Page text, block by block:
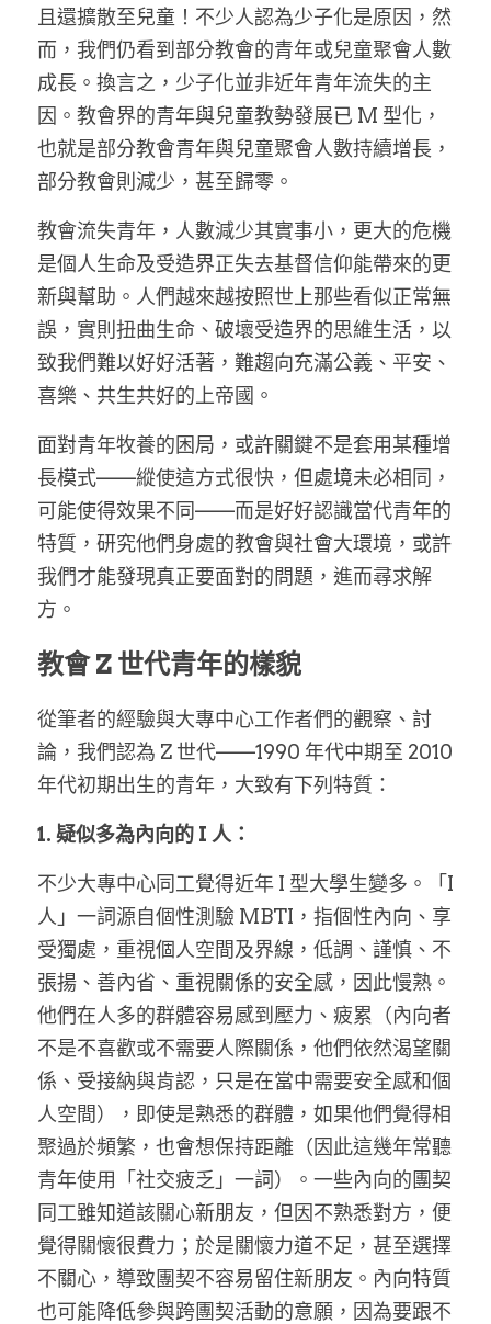
且還擴散至兒童！不少人認為少子化是原因，然
而，我們仍看到部分教會的青年或兒童聚會人數
成長。換言之，少子化並非近年青年流失的主
因。教會界的青年與兒童教勢發展已 M 型化，
也就是部分教會青年與兒童聚會人數持續增長，
部分教會則減少，甚至歸零。
教會流失青年，人數減少其實事小，更大的危機
是個人生命及受造界正失去基督信仰能帶來的更
新與幫助。人們越來越按照世上那些看似正常無
誤，實則扭曲生命、破壞受造界的思維生活，以
致我們難以好好活著，難趨向充滿公義、平安、
喜樂、共生共好的上帝國。
面對青年牧養的困局，或許關鍵不是套用某種增
長模式——縱使這方式很快，但處境未必相同，
可能使得效果不同——而是好好認識當代青年的
特質，研究他們身處的教會與社會大環境，或許
我們才能發現真正要面對的問題，進而尋求解
方。
教會 Z 世代青年的樣貌
從筆者的經驗與大專中心工作者們的觀察、討
論，我們認為 Z 世代——1990 年代中期至 2010
年代初期出生的青年，大致有下列特質：
1. 疑似多為內向的 I 人：
不少大專中心同工覺得近年 I 型大學生變多。「I
人」一詞源自個性測驗 MBTI，指個性內向、享
受獨處，重視個人空間及界線，低調、謹慎、不
張揚、善內省、重視關係的安全感，因此慢熟。
他們在人多的群體容易感到壓力、疲累（內向者
不是不喜歡或不需要人際關係，他們依然渴望關
係、受接納與肯認，只是在當中需要安全感和個
人空間），即使是熟悉的群體，如果他們覺得相
聚過於頻繁，也會想保持距離（因此這幾年常聽
青年使用「社交疲乏」一詞）。一些內向的團契
同工雖知道該關心新朋友，但因不熟悉對方，便
覺得關懷很費力；於是關懷力道不足，甚至選擇
不關心，導致團契不容易留住新朋友。內向特質
也可能降低參與跨團契活動的意願，因為要跟不